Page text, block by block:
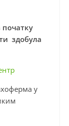
здобула
у